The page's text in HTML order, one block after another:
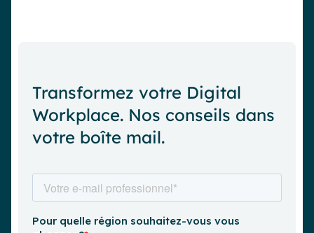
Transformez votre Digital
Workplace. Nos conseils dans
votre boîte mail.